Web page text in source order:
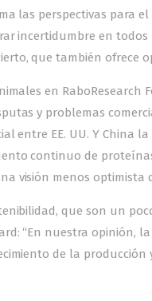
las perspectivas para
incertidumbre en todos
que también ofrece
en RaboResearch
y problemas
entre EE. UU. Y China
continuo de
visión menos optimista
que son un
“En nuestra opinión,
de la